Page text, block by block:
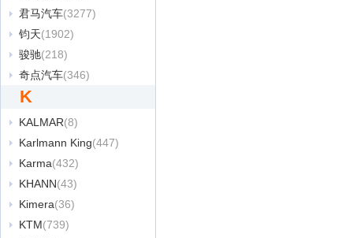
君马汽车(3277)
钧天(1902)
骏驰(218)
奇点汽车(346)
K
KALMAR(8)
Karlmann King(447)
Karma(432)
KHANN(43)
Kimera(36)
KTM(739)